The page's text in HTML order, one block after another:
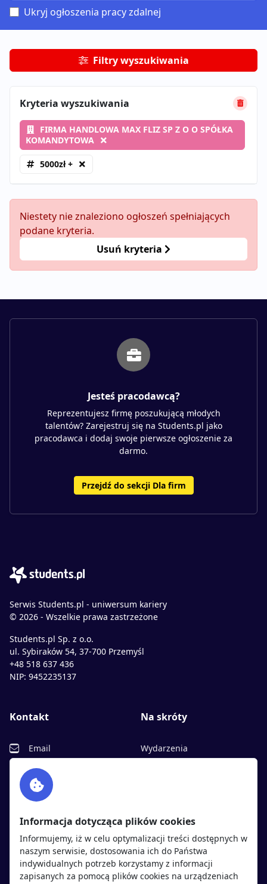
Ukryj ogłoszenia pracy zdalnej
Filtry wyszukiwania
Kryteria wyszukiwania
FIRMA HANDLOWA MAX FLIZ SP Z O O SPÓŁKA
KOMANDYTOWA
5000zł +
Niestety nie znaleziono ogłoszeń spełniających
podane kryteria.
Usuń kryteria
Jesteś pracodawcą?
Reprezentujesz firmę poszukującą młodych
talentów? Zarejestruj się na Students.pl jako
pracodawca i dodaj swoje pierwsze ogłoszenie za
darmo.
Przejdź do sekcji Dla firm
Serwis Students.pl - uniwersum kariery
© 2026 - Wszelkie prawa zastrzeżone
Students.pl Sp. z o.o.
ul. Sybiraków 54, 37-700 Przemyśl
+48 518 637 436
NIP: 9452235137
Kontakt
Email
Facebook
Twitter
Na skróty
Wydarzenia
Polityka cookies
Polityka prywatności
Kandydaci Pracodawcy
Informacja dotycząca plików cookies
Informujemy, iż w celu optymalizacji treści dostępnych w
naszym serwisie, dostosowania ich do Państwa
indywidualnych potrzeb korzystamy z informacji
zapisanych za pomocą plików cookies na urządzeniach